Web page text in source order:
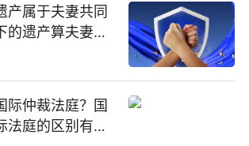
产属于夫妻共同
的遗产算夫妻共
际仲裁法庭？国
法庭的区别有哪